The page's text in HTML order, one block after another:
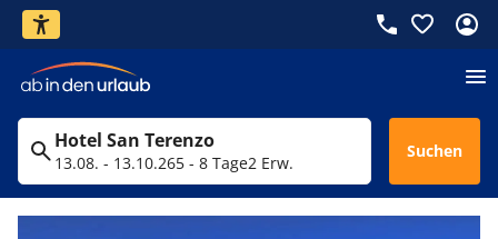
Hotel San Terenzo
13.08. - 13.10.265 - 8 Tage2 Erw.
Suchen